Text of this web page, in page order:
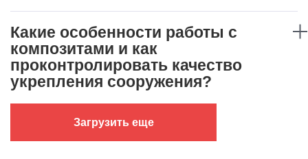
Какие особенности работы с
композитами и как
проконтролировать качество
укрепления сооружения?
Загрузить еще